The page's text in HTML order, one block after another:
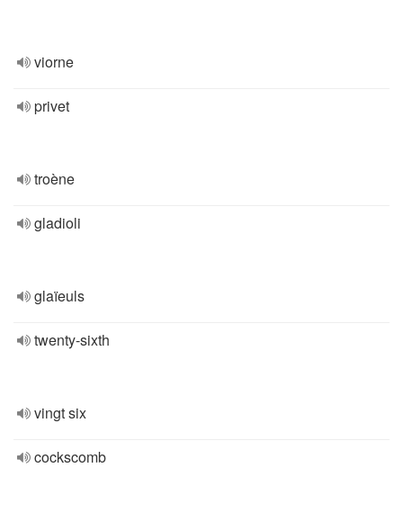
viorne
privet
troène
gladioli
glaïeuls
twenty-sixth
vingt six
cockscomb